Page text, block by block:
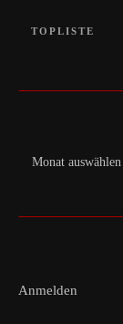
TOPLISTE
Archiv
Anmelden